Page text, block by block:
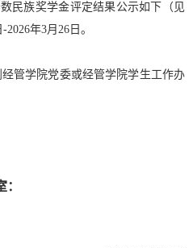
民族奖学金评定结果公示如下（见
-2026年3月 26 日。
管学院党委或经管学院学生工作办